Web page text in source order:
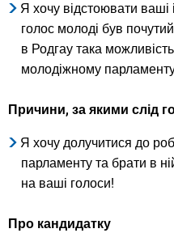
Я хочу відстоювати
голос молоді був
в Родгау така
молодіжному
Причини, за якими слід
Я хочу долучитися до
парламенту та брати в
на ваші голоси!
Про кандидатку